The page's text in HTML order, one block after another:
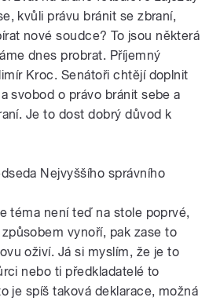
kvůli právu bránit se zbraní,
nové soudce? To jsou některá
dnes probrat. Příjemný
Kroc. Senátoři chtějí doplnit
svobod o právo bránit sebe a
Je to dost dobrý důvod k
Nejvyššího správního
téma není teď na stole poprvé,
vynoří, pak zase to
oživí. Já si myslím, že je to
nebo ti předkladatelé to
je spíš taková deklarace, možná